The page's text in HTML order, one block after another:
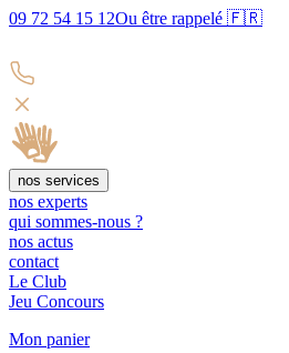
09 72 54 15 12Ou être rappelé 🇫🇷
nos services
nos experts
qui sommes-nous ?
nos actus
contact
Le Club
Jeu Concours
Mon panier